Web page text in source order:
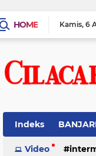
HOME
Kamis 6
Indeks
Video